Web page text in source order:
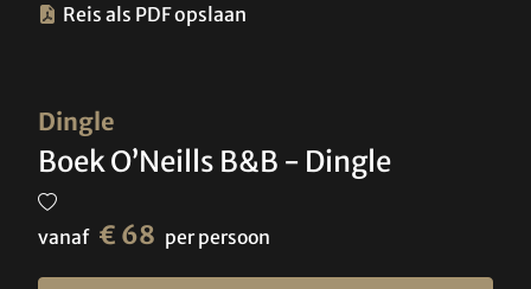
Dingle
Boek O’Neills B&B - Dingle
vanaf € 68 per persoon
Reis als PDF opslaan